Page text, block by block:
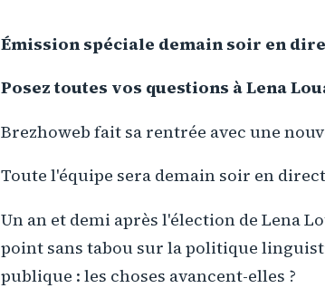
Émission spéciale demain soir en
Posez toutes vos questions à Lena
Brezhoweb fait sa rentrée avec une
Toute l'équipe sera demain soir en direct
Un an et demi après l'élection de Lena
point sans tabou sur la politique
publique : les choses avancent-elles ?